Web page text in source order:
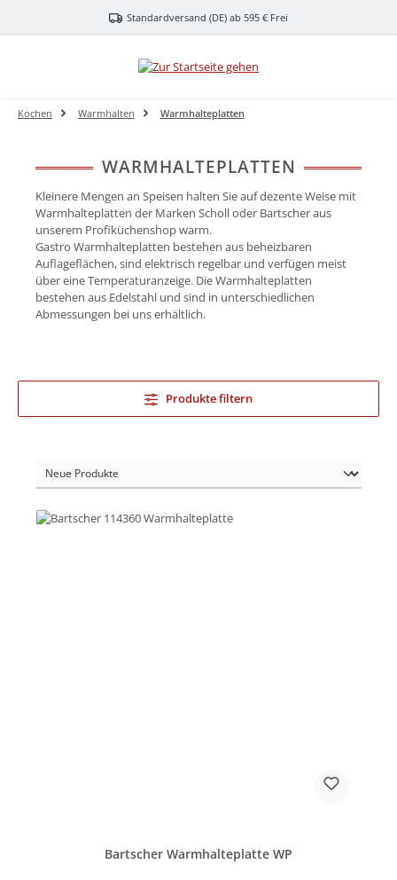
Zum Hauptinhalt springenStandardversand (DE) ab 595 € Frei
Kochen Warmhalten Warmhalteplatten
WARMHALTEPLATTEN
Kleinere Mengen an Speisen halten Sie auf dezente Weise mit
Warmhalteplatten der Marken Scholl oder Bartscher aus
unserem Profiküchenshop warm.
Gastro Warmhalteplatten bestehen aus beheizbaren
Auflageflächen, sind elektrisch regelbar und verfügen meist
über eine Temperaturanzeige. Die Warmhalteplatten
bestehen aus Edelstahl und sind in unterschiedlichen
Abmessungen bei uns erhältlich.
Produkte filtern
Bartscher Warmhalteplatte WP